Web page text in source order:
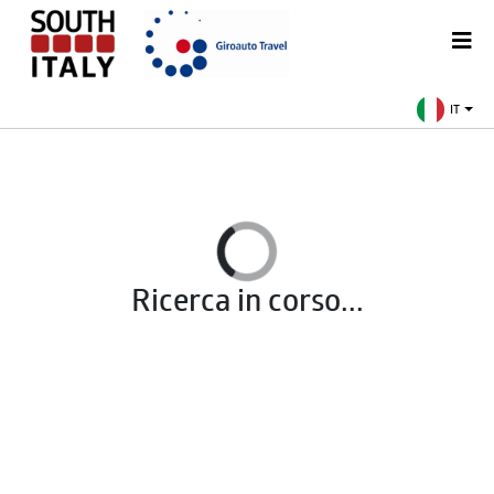
IT
Ricerca in corso...